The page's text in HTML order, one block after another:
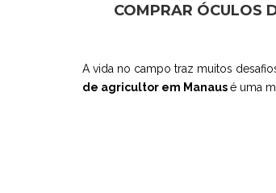
COMPRAR ÓCULOS
A vida no campo traz muitos
de agricultor em Manausé uma